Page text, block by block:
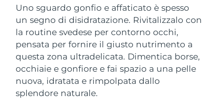
Uno sguardo gonfio e affaticato è spesso
un segno di disidratazione. Rivitalizzalo con
la routine svedese per contorno occhi,
pensata per fornire il giusto nutrimento a
questa zona ultradelicata. Dimentica borse,
occhiaie e gonfiore e fai spazio a una pelle
nuova, idratata e rimpolpata dallo
splendore naturale.